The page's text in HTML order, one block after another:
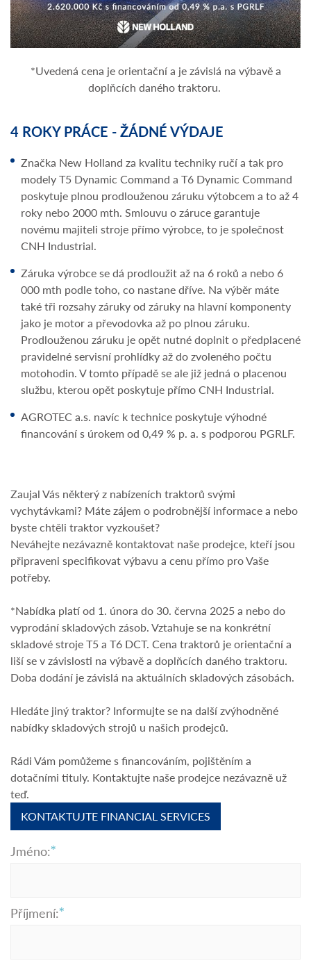
*Uvedená cena je orientační a je závislá na výbavě a
doplňcích daného traktoru.
4 ROKY PRÁCE - ŽÁDNÉ VÝDAJE
Značka New Holland za kvalitu techniky ručí a tak pro
modely T5 Dynamic Command a T6 Dynamic Command
poskytuje plnou prodlouženou záruku výtobcem a to až 4
roky nebo 2000 mth. Smlouvu o záruce garantuje
novému majiteli stroje přímo výrobce, to je společnost
CNH Industrial.
Záruka výrobce se dá prodloužit až na 6 roků a nebo 6
000 mth podle toho, co nastane dříve. Na výběr máte
také tři rozsahy záruky od záruky na hlavní komponenty
jako je motor a převodovka až po plnou záruku.
Prodlouženou záruku je opět nutné doplnit o předplacené
pravidelné servisní prohlídky až do zvoleného počtu
motohodin. V tomto případě se ale již jedná o placenou
službu, kterou opět poskytuje přímo CNH Industrial.
AGROTEC a.s. navíc k technice poskytuje výhodné
financování s úrokem od 0,49 % p. a. s podporou PGRLF.
Zaujal Vás některý z nabízeních traktorů svými
vychytávkami? Máte zájem o podrobnější informace a nebo
byste chtěli traktor vyzkoušet?
Neváhejte nezávazně kontaktovat naše prodejce, kteří jsou
připraveni specifikovat výbavu a cenu přímo pro Vaše
potřeby.
*Nabídka platí od 1. února do 30. června 2025 a nebo do
vyprodání skladových zásob. Vztahuje se na konkrétní
skladové stroje T5 a T6 DCT. Cena traktorů je orientační a
liší se v závislosti na výbavě a doplňcích daného traktoru.
Doba dodání je závislá na aktuálních skladových zásobách.
Hledáte jiný traktor? Informujte se na další zvýhodněné
nabídky skladových strojů u našich prodejců.
Rádi Vám pomůžeme s financováním, pojištěním a
dotačními tituly. Kontaktujte naše prodejce nezávazně už
teď.
KONTAKTUJTE FINANCIAL SERVICES
Jméno:
Příjmení: